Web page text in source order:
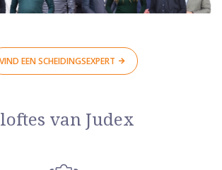
VIND EEN SCHEIDINGSEXPERT
van Judex